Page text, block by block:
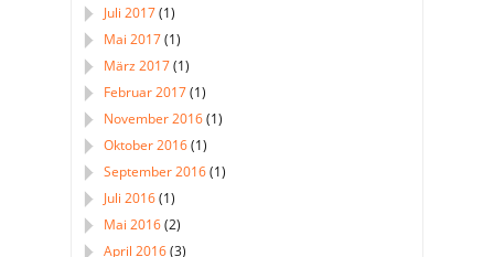
Juli 2017(1)
Mai 2017(1)
März 2017(1)
Februar 2017(1)
November 2016(1)
Oktober 2016(1)
September 2016(1)
Juli 2016(1)
Mai 2016(2)
April 2016(3)